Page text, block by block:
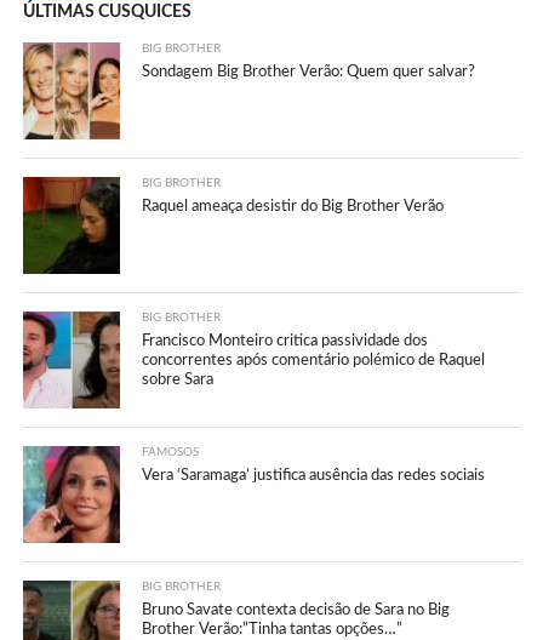
ÚLTIMAS CUSQUICES
BIG BROTHER
Sondagem Big Brother Verão: Quem quer salvar?
BIG BROTHER
Raquel ameaça desistir do Big Brother Verão
BIG BROTHER
Francisco Monteiro critica passividade dos
concorrentes após comentário polémico de Raquel
sobre Sara
FAMOSOS
Vera ‘Saramaga’ justifica ausência das redes sociais
BIG BROTHER
Bruno Savate contexta decisão de Sara no Big
Brother Verão:”Tinha tantas opções…”